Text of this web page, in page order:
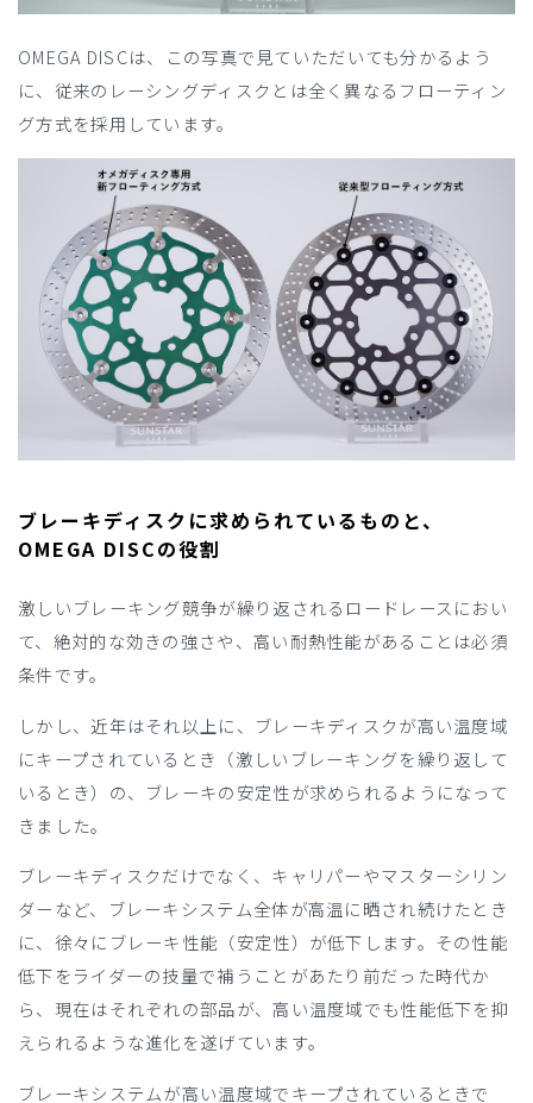
OMEGA DISCは、この写真で見ていただいても分かるよう
に、従来のレーシングディスクとは全く異なるフローティン
グ方式を採用しています。
ブレーキディスクに求められているものと、
OMEGA DISCの役割
激しいブレーキング競争が繰り返されるロードレースにおい
て、絶対的な効きの強さや、高い耐熱性能があることは必須
条件です。
しかし、近年はそれ以上に、ブレーキディスクが高い温度域
にキープされているとき（激しいブレーキングを繰り返して
いるとき）の、ブレーキの安定性が求められるようになって
きました。
ブレーキディスクだけでなく、キャリパーやマスターシリン
ダーなど、ブレーキシステム全体が高温に晒され続けたとき
に、徐々にブレーキ性能（安定性）が低下します。その性能
低下をライダーの技量で補うことがあたり前だった時代か
ら、現在はそれぞれの部品が、高い温度域でも性能低下を抑
えられるような進化を遂げています。
ブレーキシステムが高い温度域でキープされているときで